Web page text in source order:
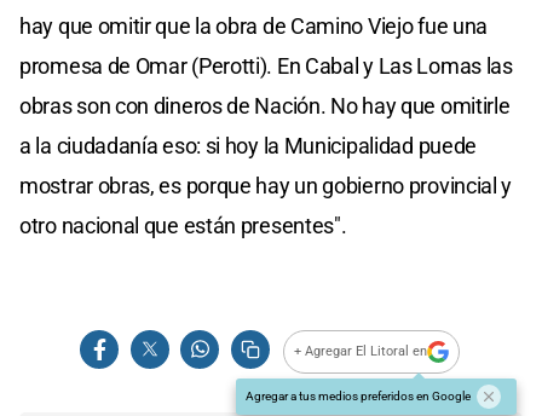
hay que omitir que la obra de Camino Viejo fue una
promesa de Omar (Perotti). En Cabal y Las Lomas las
obras son con dineros de Nación. No hay que omitirle
a la ciudadanía eso: si hoy la Municipalidad puede
mostrar obras, es porque hay un gobierno provincial y
otro nacional que están presentes".
+ Agregar El Litoral en
Agregar a tus medios preferidos en Google